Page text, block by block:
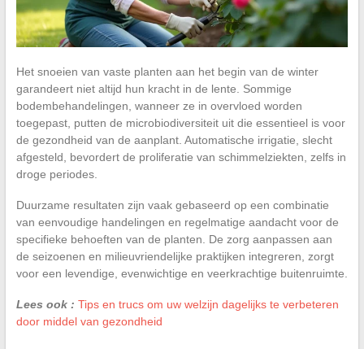
Het snoeien van vaste planten aan het begin van de winter
garandeert niet altijd hun kracht in de lente. Sommige
bodembehandelingen, wanneer ze in overvloed worden
toegepast, putten de microbiodiversiteit uit die essentieel is voor
de gezondheid van de aanplant. Automatische irrigatie, slecht
afgesteld, bevordert de proliferatie van schimmelziekten, zelfs in
droge periodes.
Duurzame resultaten zijn vaak gebaseerd op een combinatie
van eenvoudige handelingen en regelmatige aandacht voor de
specifieke behoeften van de planten. De zorg aanpassen aan
de seizoenen en milieuvriendelijke praktijken integreren, zorgt
voor een levendige, evenwichtige en veerkrachtige buitenruimte.
Lees ook : Tips en trucs om uw welzijn dagelijks te verbeteren
door middel van gezondheid